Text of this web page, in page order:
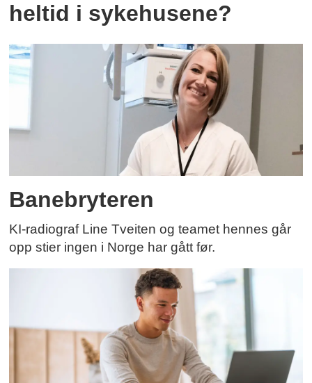
heltid i sykehusene?
Banebryteren
KI-radiograf Line Tveiten og teamet hennes går
opp stier ingen i Norge har gått før.